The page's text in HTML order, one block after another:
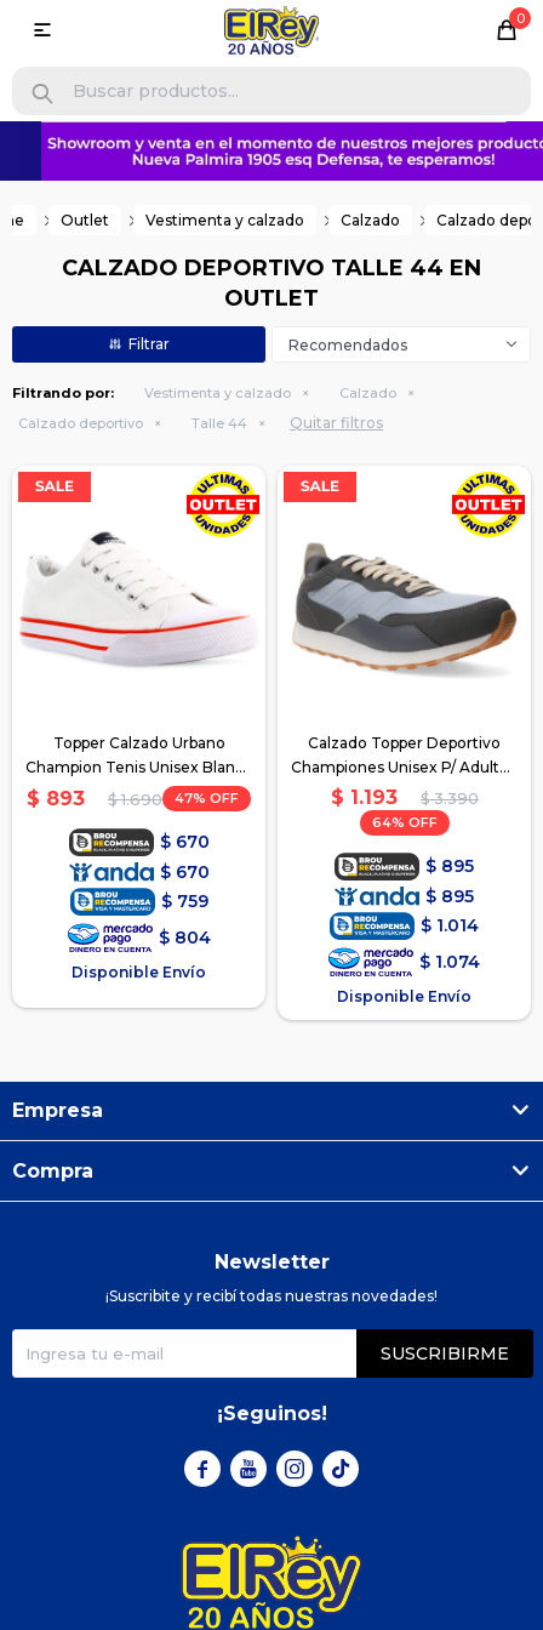
0

Outlet Vestimenta y calzado Calzado Calzado
CALZADO DEPORTIVO TALLE 44 EN
OUTLET
Recomendados
Filtrando por: Vestimenta y calzado
Calzado
Calzado deportivo
Talle 44 Quitar filtros
Topper Calzado Urbano
Champion Tenis Unisex Blanco
- Blanco
$ 893 $ 1.690 47
$ 670
$ 670
$ 759
$ 804
Disponible Envío
Calzado Topper Deportivo
Championes Unisex P/ Adulto -
Gris2
$ 1.193 $ 3.390
64
$ 895
$ 895
$ 1.014
$ 1.074
Disponible Envío
Empresa
Compra
Newsletter
¡Suscribite y recibí todas nuestras novedades!
SUSCRIBIRME
¡Seguinos!
  